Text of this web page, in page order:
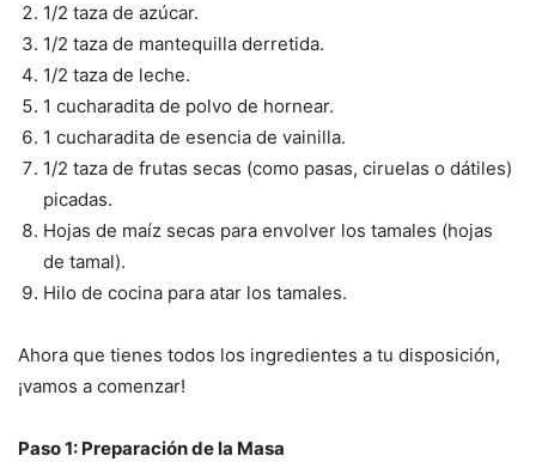
1/2 taza de azúcar.
1/2 taza de mantequilla derretida.
1/2 taza de leche.
1 cucharadita de polvo de hornear.
1 cucharadita de esencia de vainilla.
1/2 taza de frutas secas (como pasas, ciruelas o dátiles)
picadas.
Hojas de maíz secas para envolver los tamales (hojas
de tamal).
Hilo de cocina para atar los tamales.
Ahora que tienes todos los ingredientes a tu disposición,
¡vamos a comenzar!
Paso 1: Preparación de la Masa